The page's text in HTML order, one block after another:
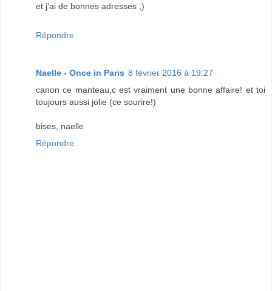
et j'ai de bonnes adresses ;)
Répondre
Naelle - Once in Paris 8 février 2016 à 19:27
canon ce manteau,c est vraiment une bonne affaire! et toi
toujours aussi jolie (ce sourire!)
bises, naelle
Répondre